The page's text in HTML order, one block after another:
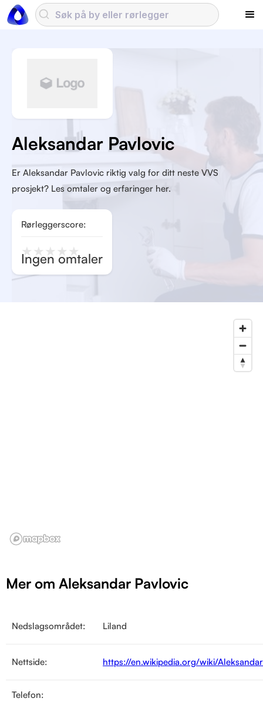
Rørleggerscore:
★ ★ ★ ★ ★
Ingen omtaler
Er Aleksandar Pavlovic riktig valg for ditt neste VVS
prosjekt? Les omtaler og erfaringer her.
Aleksandar Pavlovic
Mer om Aleksandar Pavlovic
Nedslagsområdet: Liland
Nettside: https://en.wikipedia.org/wiki/
Telefon: